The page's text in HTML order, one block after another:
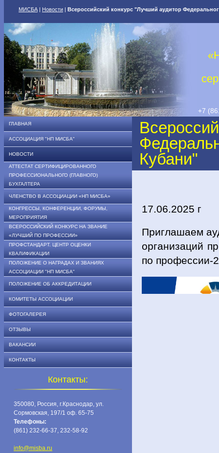
МИСБА | Новости | Всероссийский конкурс "Лучший аудитор
+7
ГЛАВНАЯ
АССОЦИАЦИЯ "НП МИСБА"
НОВОСТИ
АТТЕСТАТ СЕРТИФИЦИРОВАННОГО
ПРОФЕССИОНАЛЬНОГО (ГЛАВНОГО)
БУХГАЛТЕРА
ЧЛЕНСТВО В АССОЦИАЦИИ «НП МИСБА»
КОНГРЕССЫ, КОНФЕРЕНЦИИ, ФОРУМЫ,
МЕРОПРИЯТИЯ
ВСЕРОССИЙСКИЙ КОНКУРС НА ЗВАНИЕ
«ЛУЧШИЙ ПО ПРОФЕССИИ»
ПРОФСТАНДАРТ. ЦЕНТР ОЦЕНКИ
КВАЛИФИКАЦИИ
ПОЛОЖЕНИЕ О НАГРАДАХ И ЗВАНИЯХ
АССОЦИАЦИИ "НП МИСБА"
ПОЛОЖЕНИЕ ОБ АККРЕДИТАЦИИ
КОМИТЕТЫ АССОЦИАЦИИ
ФОТОГАЛЕРЕЯ
ОТЗЫВЫ
ВАКАНСИИ
КОНТАКТЫ
Контакты:
350080, Россия, г.Краснодар, ул.
Сормовская, 197/1 оф. 65-75
Телефоны:
(861) 232-66-37, 232-58-92
info@misba.ru
Кубани"
17.06.2025 г
Приглашаем
организаций
по профессии-